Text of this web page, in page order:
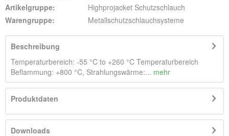
Artikelgruppe:
Highprojacket Schutzschlauch
Warengruppe:
Metallschutzschlauchsysteme
Beschreibung
Temperaturbereich: -55 °C to +260 °C Temperaturbereich
Beflammung: +800 °C, Strahlungswärme:... mehr
Produktdaten
Downloads